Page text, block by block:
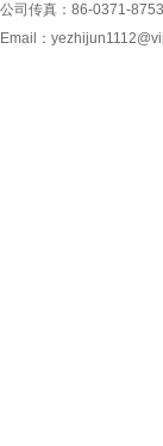
公司传真：86-0371-
Email：